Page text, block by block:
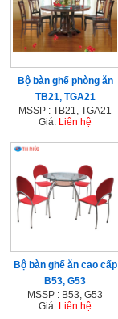
Bộ bàn ghế phòng ăn
TB21, TGA21
MSSP : TB21, TGA21
Giá: Liên hệ
Bộ bàn ghế ăn cao cấp
B53, G53
MSSP : B53, G53
Giá: Liên hệ